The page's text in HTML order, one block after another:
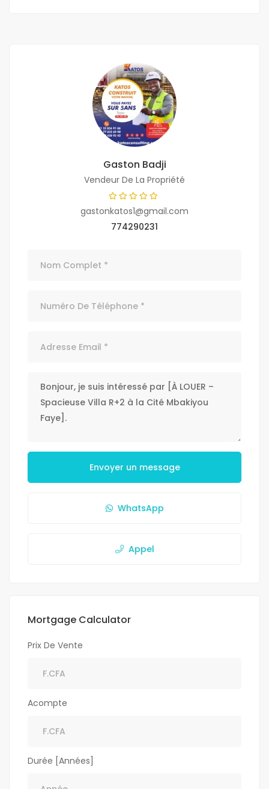
Gaston Badji
Vendeur De La Propriété
gastonkatos1@gmail.com
774290231
Envoyer un message
WhatsApp
Appel
Mortgage Calculator
Prix De Vente
Acompte
Durée [Années]